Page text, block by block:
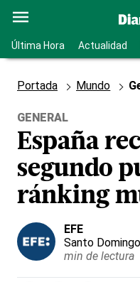
Última Hora Actualidad
Portada Mundo
GENERAL
España
segundo
ránking
EFE
Santo Domingo
min de lectura